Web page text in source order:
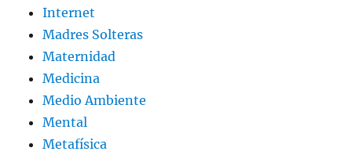
Internet
Madres Solteras
Maternidad
Medicina
Medio Ambiente
Mental
Metafísica